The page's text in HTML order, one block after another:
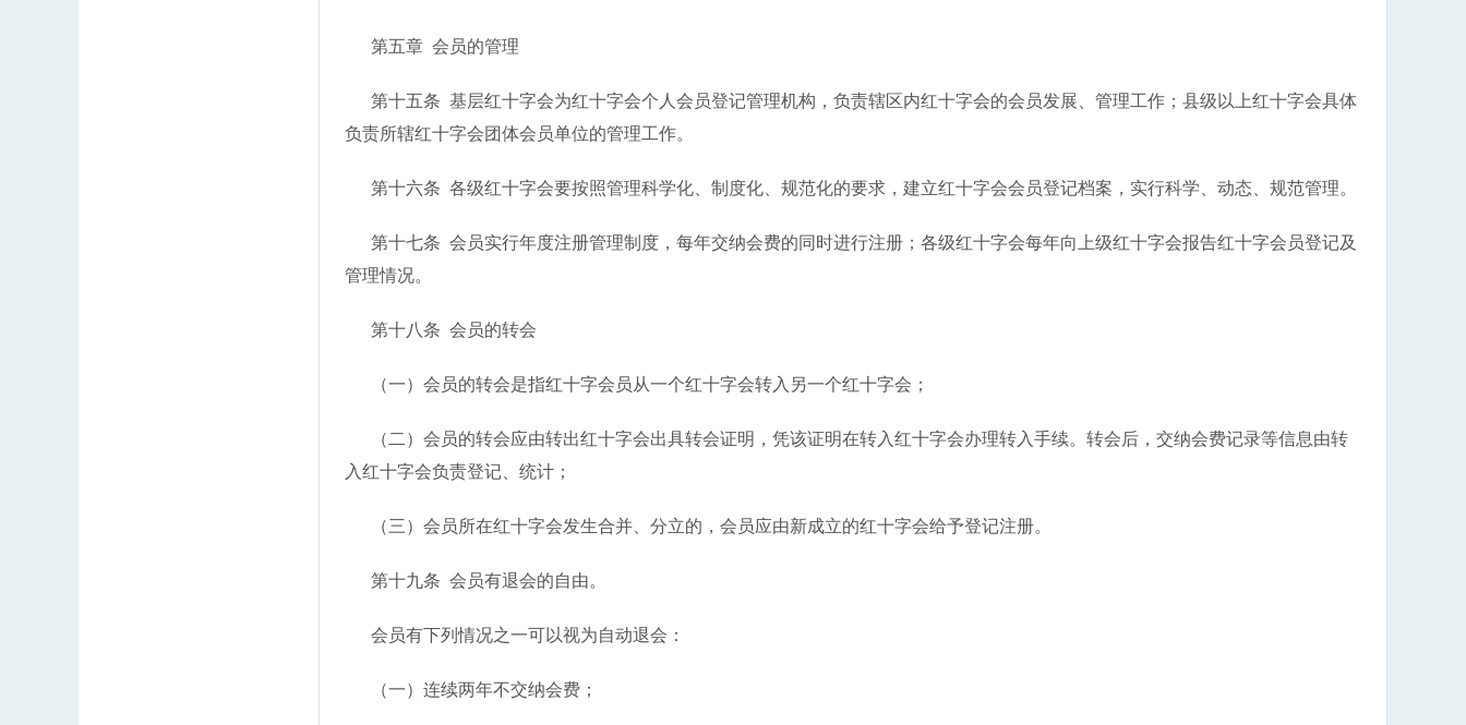
第五章 会员的管理
第十五条 基层红十字会为红十字会个人会员登记管理机构，负责辖区内红十字会的会员发展、管理工作；县级以上红十字会具体
负责所辖红十字会团体会员单位的管理工作。
第十六条 各级红十字会要按照管理科学化、制度化、规范化的要求，建立红十字会会员登记档案，实行科学、动态、规范管理。
第十七条 会员实行年度注册管理制度，每年交纳会费的同时进行注册；各级红十字会每年向上级红十字会报告红十字会员登记及
管理情况。
第十八条 会员的转会
（一）会员的转会是指红十字会员从一个红十字会转入另一个红十字会；
（二）会员的转会应由转出红十字会出具转会证明，凭该证明在转入红十字会办理转入手续。转会后，交纳会费记录等信息由转
入红十字会负责登记、统计；
（三）会员所在红十字会发生合并、分立的，会员应由新成立的红十字会给予登记注册。
第十九条 会员有退会的自由。
会员有下列情况之一可以视为自动退会：
（一）连续两年不交纳会费；